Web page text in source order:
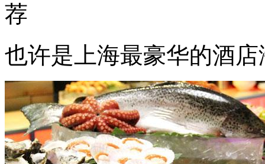
荐
也许是上海最豪华的酒